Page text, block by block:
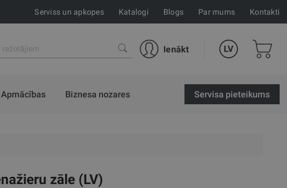
Serviss un apkopes Katalogi Blogs Par mums Kontakti
Ienākt LV
Apmācības Biznesa nozares Servisa pieteikums
zāle (LV)